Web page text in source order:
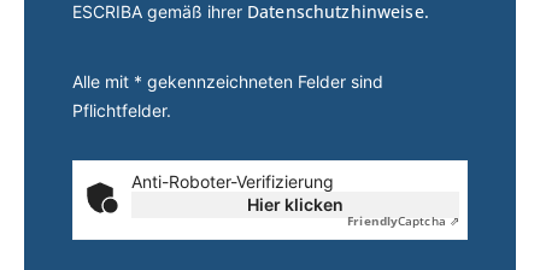
ESCRIBA gemäß ihrer Datenschutzhinweise.
Alle mit * gekennzeichneten Felder sind
Pflichtfelder.
Anti-Roboter-Verifizierung
Hier klicken
FriendlyCaptcha ⇗